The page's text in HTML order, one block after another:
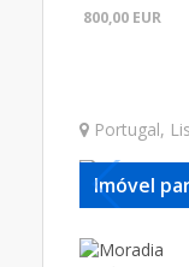
800,00 EUR
Portugal,
Imóvel